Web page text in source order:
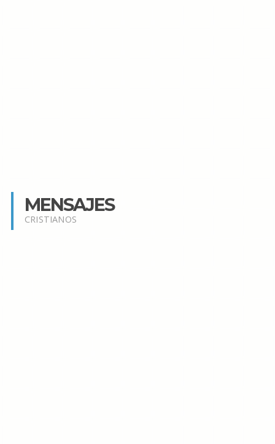
MENSAJES
CRISTIANOS